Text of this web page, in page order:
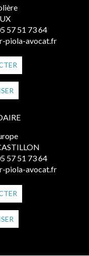
57 51 73 64
piola-avocat.fr
57 51 73 64
piola-avocat.fr